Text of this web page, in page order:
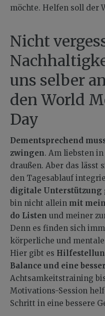
möchte. Helfen soll der
Nicht
uns selber
den World
Day
Dementsprechend
zwingen. Am liebsten
draußen. Aber das
den Tagesablauf
digitale Unterstützung
bin nicht allein mit
do Listen und meiner
Denn es finden sich
körperliche und
Hier gibt es
Balance und eine
Achtsamkeitstraining
Motivations-Session
Schritt in eine bessere